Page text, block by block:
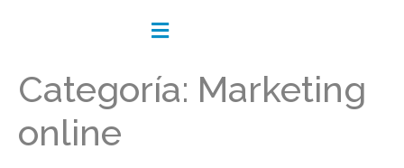
Categoría: Marketing
online